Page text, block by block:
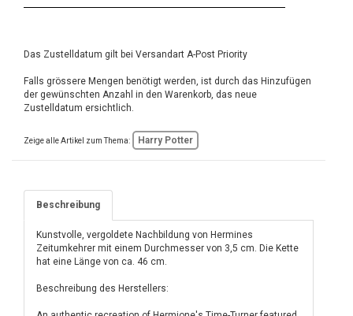
Das Zustelldatum gilt bei Versandart A-Post Priority
Falls grössere Mengen benötigt werden, ist durch das Hinzufügen
der gewünschten Anzahl in den Warenkorb, das neue
Zustelldatum ersichtlich.
Zeige alle Artikel zum Thema: Harry Potter
Beschreibung
Kunstvolle, vergoldete Nachbildung von Hermines
Zeitumkehrer mit einem Durchmesser von 3,5 cm. Die Kette
hat eine Länge von ca. 46 cm.
Beschreibung des Herstellers: